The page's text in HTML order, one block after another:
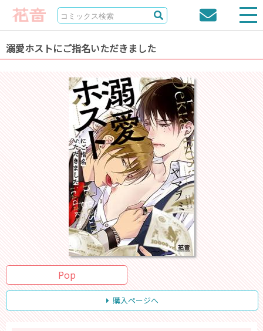
溺愛ホストにご指名いただきました
Pop
購入ページへ